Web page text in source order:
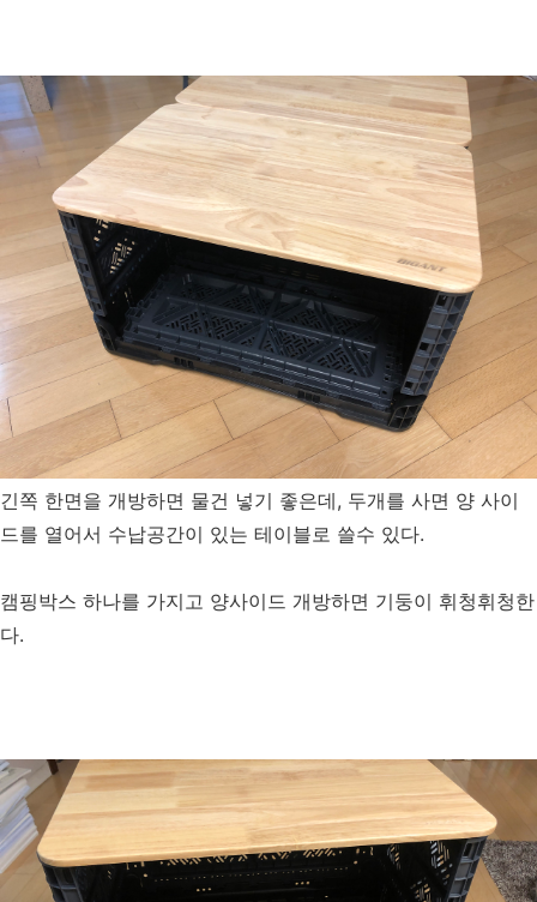
긴쪽 한면을 개방하면 물건 넣기 좋은데, 두개를 사면 양 사이
드를 열어서 수납공간이 있는 테이블로 쓸수 있다.
캠핑박스 하나를 가지고 양사이드 개방하면 기둥이 휘청휘청한
다.